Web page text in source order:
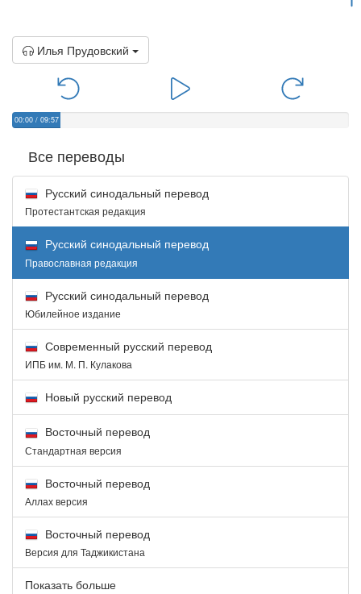
Илья Прудовский
00:00 / 09:57
Все переводы
Русский синодальный перевод
Протестантская редакция
Русский синодальный перевод
Православная редакция
Русский синодальный перевод
Юбилейное издание
Современный русский перевод
ИПБ им. М. П. Кулакова
Новый русский перевод
Восточный перевод
Стандартная версия
Восточный перевод
Аллах версия
Восточный перевод
Версия для Таджикистана
Показать больше